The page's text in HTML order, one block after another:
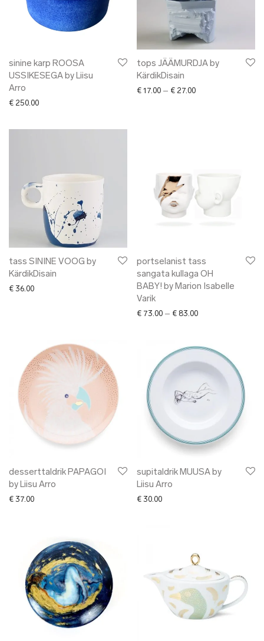
sinine karp ROOSA
USSIKESEGA by Liisu
Arro
€ 250.00
tops JÄÄMURDJA by
KärdikDisain
€ 17.00 – € 27.00Price range: €
tass SININE VOOG by
KärdikDisain
€ 36.00
portselanist tass
sangata kullaga OH
BABY! by Marion Isabelle
Varik
€ 73.00 – € 83.00Price range: €
desserttaldrik PAPAGOI
by Liisu Arro
€ 37.00
supitaldrik MUUSA by
Liisu Arro
€ 30.00